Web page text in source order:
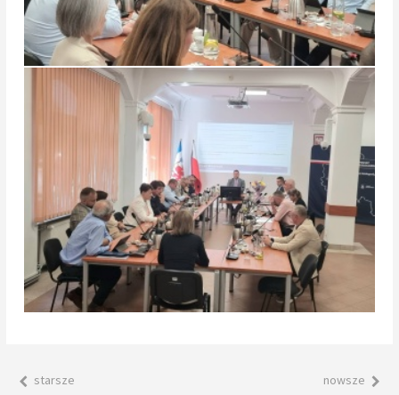
starsze nowsze